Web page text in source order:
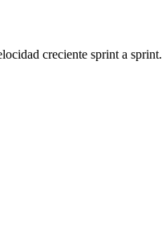
creciente sprint a sprint.